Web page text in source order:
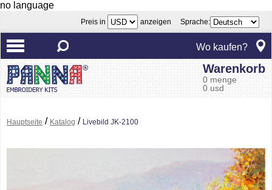
no language
Preis in anzeigen Sprache:
Wo kaufen?
Warenkorb
0 menge
0 usd
Hauptseite / Katalog / Livebild JK-2100